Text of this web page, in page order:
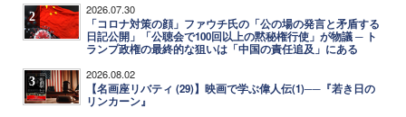
2 2026.07.30
「コロナ対策の顔」ファウチ氏の「公の場の発言と矛盾する
日記公開」「公聴会で100回以上の黙秘権行使」が物議 ─ ト
ランプ政権の最終的な狙いは「中国の責任追及」にある
3 2026.08.02
【名画座リバティ (29)】映画で学ぶ偉人伝(1)──『若き日の
リンカーン』